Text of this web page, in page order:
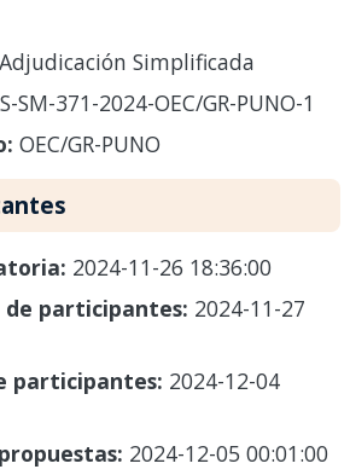
Adjudicación Simplificada
SM-371-2024-OEC/GR-PUNO-1
OEC/GR-PUNO
2024-11-26 18:36:00
participantes: 2024-11-27
participantes: 2024-12-04
2024-12-05 00:01:00